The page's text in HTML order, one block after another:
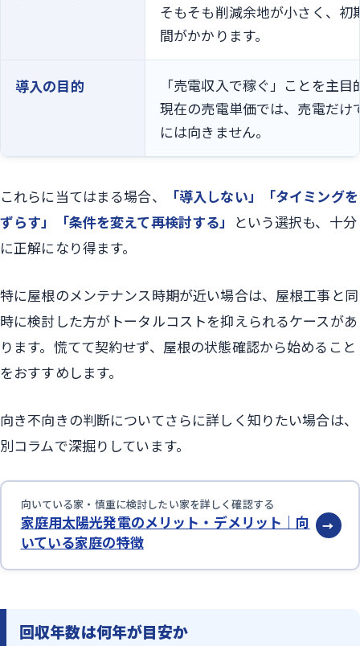
そもそも削減余地が小さく、初
間がかかります。
導入の目的
「売電収入で稼ぐ」ことを主
現在の売電単価では、売電だけ
には向きません。
これらに当てはまる場合、
「導入しない」「タイミングを
ずらす」「条件を変えて再検討する」 という選択も、十分
に正解になり得ます。
特に屋根のメンテナンス時期が近い場合は、屋根工事と同
時に検討した方がトータルコストを抑えられるケースがあ
ります。慌てて契約せず、屋根の状態確認から始めること
をおすすめします。
向き不向きの判断についてさらに詳しく知りたい場合は、
別コラムで深掘りしています。
向いている家・慎重に検討したい家を詳しく確認する
家庭用太陽光発電のメリット・デメリット｜向
いている家庭の特徴
→
回収年数は何年が目安か